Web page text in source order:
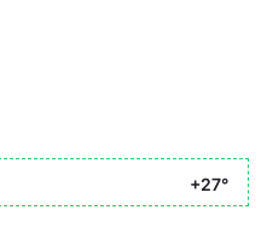
+27°